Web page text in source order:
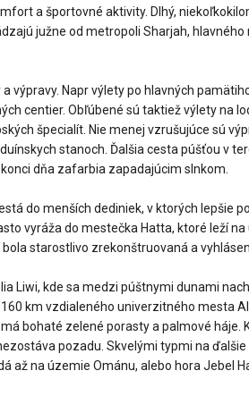
a športovné aktivity. Dlhý,
južne od metropoli Sharjah,
Napr výlety po hlavných
centier. Obľúbené sú taktiež výlety na
špecialít. Nie menej vzrušujúce sú
stanoch. Ďalšia cesta púšťou v
dňa zafarbia zapadajúcim slnkom.
do menších dediniek, v ktorých lepšie
vyráža do mestečka Hatta, ktoré leží
starostlivo zrekonštruovaná a
Liwi, kde sa medzi púštnymi dunami
km vzdialeného univerzitného mesta
bohaté zelené porasty a palmové háje.
pozadu. Skvelými typmi na
až na územie Ománu, alebo hora Jebel